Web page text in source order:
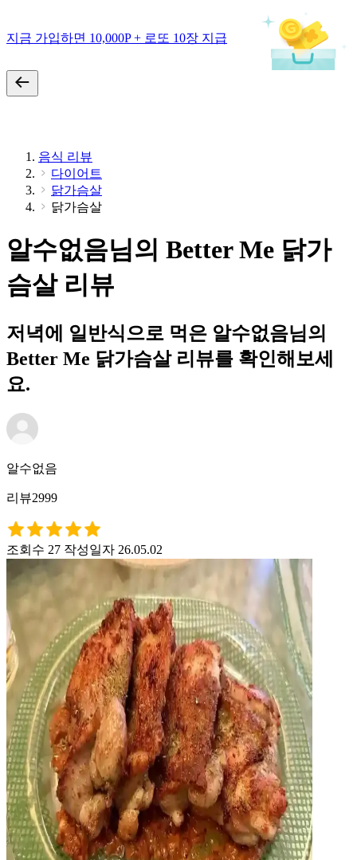
지금 가입하면 10,000P + 로또 10장 지급
음식 리뷰
다이어트
닭가슴살
닭가슴살
알수없음님의 Better Me 닭가
슴살 리뷰
저녁에 일반식으로 먹은 알수없음님의
Better Me 닭가슴살 리뷰를 확인해보세
요.
알수없음
리뷰2999
조회수 27 작성일자 26.05.02